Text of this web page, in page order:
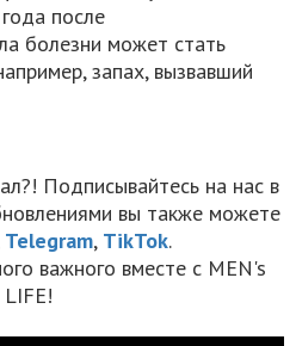
после
болезни может стать
запах, вызвавший
Подписывайтесь на нас в
вы также можете
Telegram, TikTok.
важного вместе с MEN's
LIFE!